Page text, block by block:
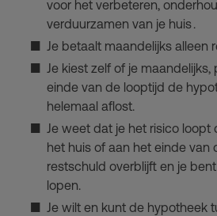
voor het verbeteren,
verduurzamen van je huis .
Je betaalt maandelijks alleen
Je kiest zelf of je
einde van de looptijd de
helemaal aflost.
Je weet dat je het risico loopt
het huis of aan het einde van
restschuld overblijft en je
lopen.
Je wilt en kunt de hypotheek